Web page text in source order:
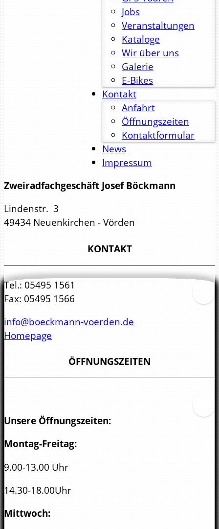
Jobs
Veranstaltungen
Kataloge
Wir über uns
Galerie
E-Bikes
Kontakt
Anfahrt
Öffnungszeiten
Kontaktformular
News
Impressum
Zweiradfachgeschäft Josef Böckmann
Lindenstr. 3
49434 Neuenkirchen - Vörden
KONTAKT
Tel.: 05495 1561
Fax: 05495 1566
info@boeckmann-voerden.de
Homepage
ÖFFNUNGSZEITEN
Unsere Öffnungszeiten:
Montag-Freitag:
9.00-13.00 Uhr
14.30-18.00Uhr
Mittwoch: